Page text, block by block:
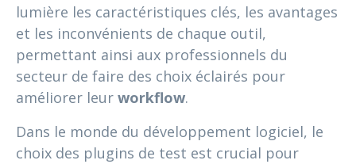
lumière les caractéristiques clés, les avantages
et les inconvénients de chaque outil,
permettant ainsi aux professionnels du
secteur de faire des choix éclairés pour
améliorer leur workflow.
Dans le monde du développement logiciel, le
choix des plugins de test est crucial pour